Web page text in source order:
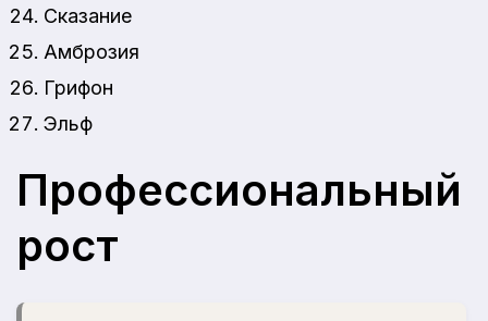
Сказание
Амброзия
Грифон
Эльф
Профессиональный
рост